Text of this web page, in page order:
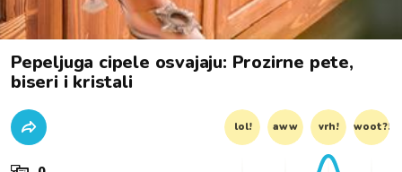
Pepeljuga cipele osvajaju: Prozirne pete,
biseri i kristali
lol! aww vrh! woot?!